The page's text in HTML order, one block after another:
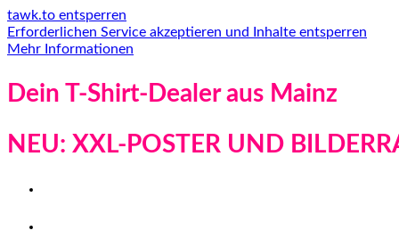
tawk.to entsperren
Erforderlichen Service akzeptieren und Inhalte entsperren
Mehr Informationen
Dein T-Shirt-Dealer aus Mainz
NEU: XXL-POSTER UND